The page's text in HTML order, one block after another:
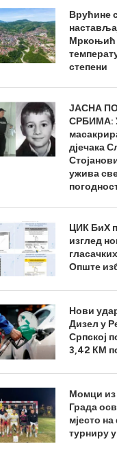
Врућине
Мркоњић
степени
ЈАСНА
СРБИМА:
дјечака
ужива
ЦИК БиХ
изглед
Опште
Нови
Дизел у
Српској
3,42 КМ
Момци
Града
мјесто
турниру